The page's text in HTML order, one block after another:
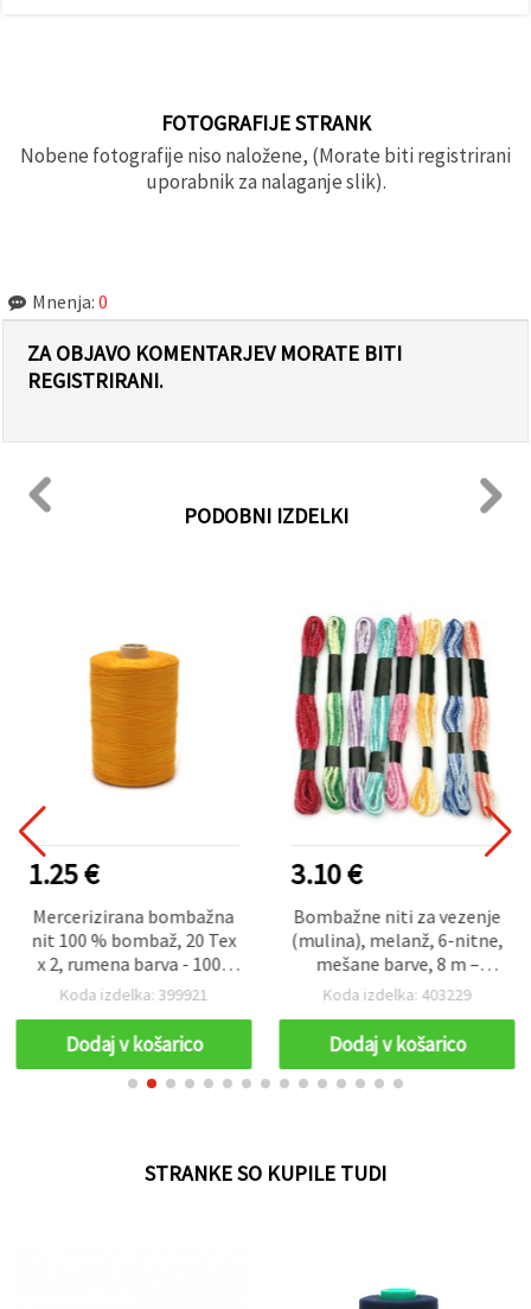
FOTOGRAFIJE STRANK
Nobene fotografije niso naložene, (Morate biti registrirani
uporabnik za nalaganje slik).
Mnenja: 0
ZA OBJAVO KOMENTARJEV MORATE BITI
REGISTRIRANI.
PODOBNI IZDELKI
1.25 €
Mercerizirana bombažna
nit 100 % bombaž, 20 Tex
x 2, rumena barva - 1000
m
Koda izdelka: 399921
Dodaj v košarico
3.10 €
Bombažne niti za vezenje
(mulina), melanž, 6-nitne,
mešane barve, 8 m –
paket 8 kosov
Koda izdelka: 403229
Dodaj v košarico
STRANKE SO KUPILE TUDI